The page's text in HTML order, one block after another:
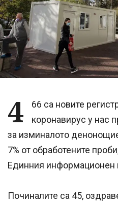
4
66 са новите
коронавирус у нас
за изминалото
7% от обработените
Единния информационен
Починалите са 45,